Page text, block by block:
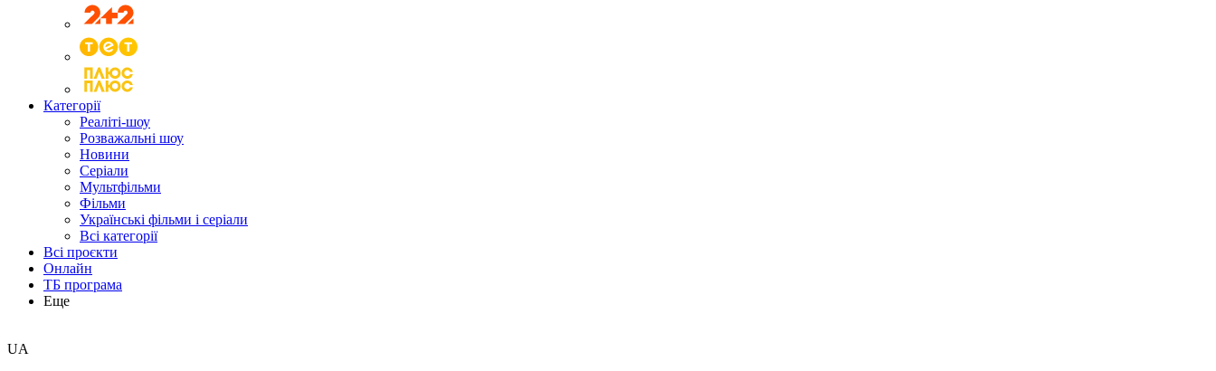
Категорії
Реаліті-шоу
Розважальні шоу
Новини
Серіали
Мультфільми
Фільми
Українські фільми і серіали
Всі категорії
Всі проєкти
Онлайн
ТБ програма
Еще
UA